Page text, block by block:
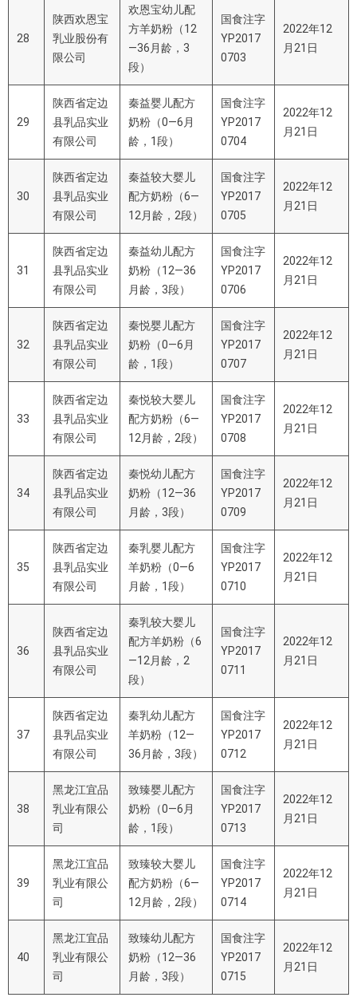
28
陕西欢恩宝
乳业股份有
限公司
欢恩宝幼儿配
方羊奶粉（12
—36月龄，3
段）
国食注字
YP2017
0703
2022年12
月21日
29
陕西省定边
县乳品实业
有限公司
秦益婴儿配方
奶粉（0—6月
龄，1段）
国食注字
YP2017
0704
2022年12
月21日
30
陕西省定边
县乳品实业
有限公司
秦益较大婴儿
配方奶粉（6—
12月龄，2段）
国食注字
YP2017
0705
2022年12
月21日
31
陕西省定边
县乳品实业
有限公司
秦益幼儿配方
奶粉（12—36
月龄，3段）
国食注字
YP2017
0706
2022年12
月21日
32
陕西省定边
县乳品实业
有限公司
秦悦婴儿配方
奶粉（0—6月
龄，1段）
国食注字
YP2017
0707
2022年12
月21日
33
陕西省定边
县乳品实业
有限公司
秦悦较大婴儿
配方奶粉（6—
12月龄，2段）
国食注字
YP2017
0708
2022年12
月21日
34
陕西省定边
县乳品实业
有限公司
秦悦幼儿配方
奶粉（12—36
月龄，3段）
国食注字
YP2017
0709
2022年12
月21日
35
陕西省定边
县乳品实业
有限公司
秦乳婴儿配方
羊奶粉（0—6
月龄，1段）
国食注字
YP2017
0710
2022年12
月21日
36
陕西省定边
县乳品实业
有限公司
秦乳较大婴儿
配方羊奶粉（6
—12月龄，2
段）
国食注字
YP2017
0711
2022年12
月21日
37
陕西省定边
县乳品实业
有限公司
秦乳幼儿配方
羊奶粉（12—
36月龄，3段）
国食注字
YP2017
0712
2022年12
月21日
38
黑龙江宜品
乳业有限公
司
致臻婴儿配方
奶粉（0—6月
龄，1段）
国食注字
YP2017
0713
2022年12
月21日
39
黑龙江宜品
乳业有限公
司
致臻较大婴儿
配方奶粉（6—
12月龄，2段）
国食注字
YP2017
0714
2022年12
月21日
40
黑龙江宜品
乳业有限公
司
致臻幼儿配方
奶粉（12—36
月龄，3段）
国食注字
YP2017
0715
2022年12
月21日